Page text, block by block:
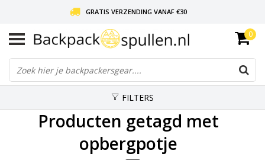
GRATIS VERZENDING VANAF €30
LIEFDE VOOR BACKPACKEN!
30 DAGEN GRATIS RETOUR
0
FILTERS
Producten getagd met
opbergpotje